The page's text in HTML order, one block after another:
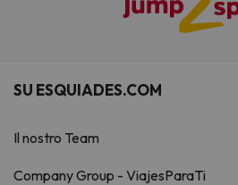
SU ESQUIADES.COM
Il nostro Team
Company Group - ViajesParaTi